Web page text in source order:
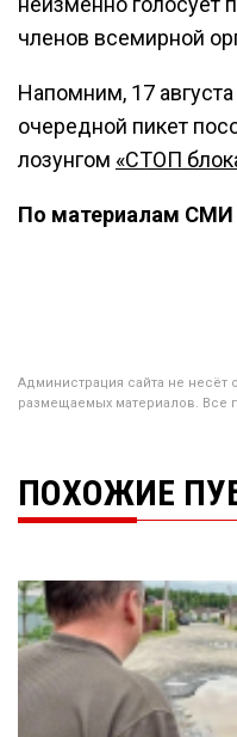
членов всемирной
Напомним, 17
очередной пикет
лозунгом «СТОП
По материалам СМИ
Администрация сайта не несёт
размещаемых материалов. Все
ПОХОЖИЕ